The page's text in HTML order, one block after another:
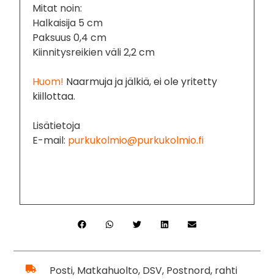
Mitat noin:
Halkaisija 5 cm
Paksuus 0,4 cm
Kiinnitysreikien väli 2,2 cm
Huom! Naarmuja ja jälkiä, ei ole yritetty
kiillottaa.
Lisätietoja
E-mail: purkukolmio@purkukolmio.fi
Posti, Matkahuolto, DSV, Postnord, rahti